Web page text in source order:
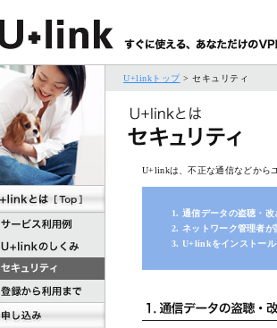
U+linkトップ> セキュリティ
U+linkは、不正な通信などから
通信データの盗聴・
ネットワーク管理者
U+linkをインストー